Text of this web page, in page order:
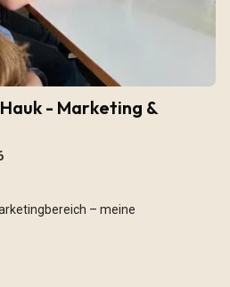
- Marketing &
– meine